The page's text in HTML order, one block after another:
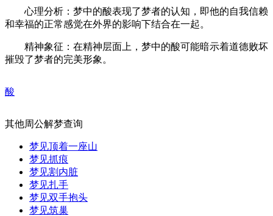
心理分析：梦中的酸表现了梦者的认知，即他的自我信赖
和幸福的正常感觉在外界的影响下结合在一起。
精神象征：在精神层面上，梦中的酸可能暗示着道德败坏
摧毁了梦者的完美形象。
酸
其他周公解梦查询
梦见顶着一座山
梦见抓痕
梦见割内脏
梦见扎手
梦见双手抱头
梦见筑巢